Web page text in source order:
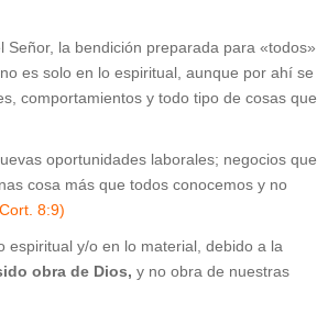
la bendición preparada para «todos»
es solo en lo espiritual, aunque por ahí se
comportamientos y todo tipo de cosas que
oportunidades laborales; negocios que
cosa más que todos conocemos y no
8:9)
y/o en lo material, debido a la
obra de Dios, y no obra de nuestras